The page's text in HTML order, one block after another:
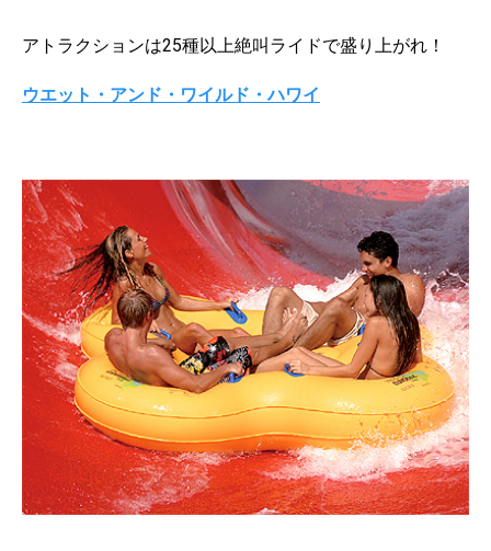
アトラクションは25種以上絶叫ライドで盛り上がれ！
ウエット・アンド・ワイルド・ハワイ